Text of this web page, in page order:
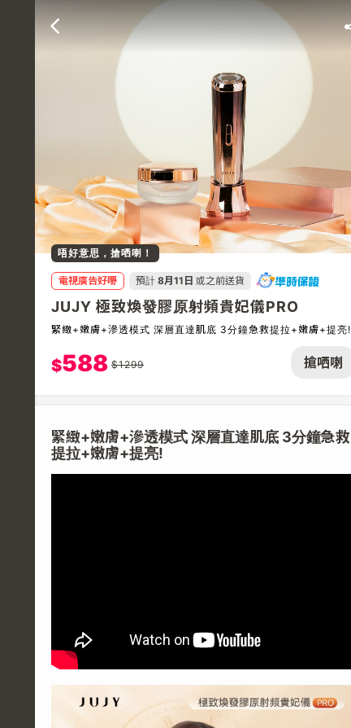
搶哂喇
唔好意思，搶哂喇！
電視廣告好嘢 預計 8月11日 或之前送貨
JUJY 極致煥發膠原射頻貴妃儀PRO
緊緻+嫩膚+滲透模式 深層直達肌底 3分鐘急救提拉+嫩膚+提亮!
$588 $1299
緊緻+嫩膚+滲透模式 深層直達肌底 3分鐘急救
提拉+嫩膚+提亮!